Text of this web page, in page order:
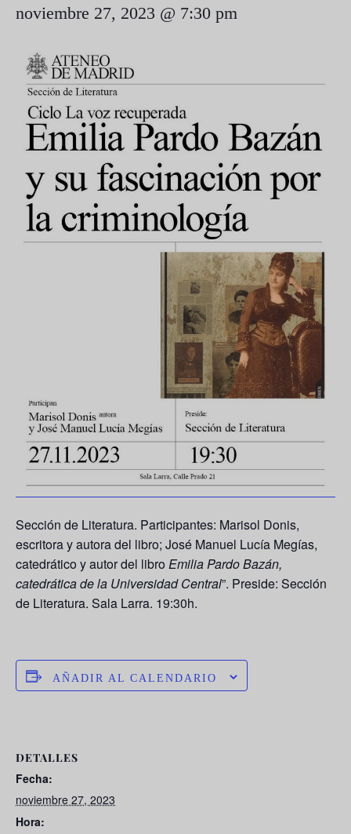
noviembre 27, 2023 @ 7:30 pm
Sección de Literatura. Participantes: Marisol Donis,
escritora y autora del libro; José Manuel Lucía Megías,
catedrático y autor del libro Emilia Pardo Bazán,
catedrática de la Universidad Central”. Preside: Sección
de Literatura. Sala Larra. 19:30h.
AÑADIR AL CALENDARIO
DETALLES
Fecha:
noviembre 27, 2023
Hora: